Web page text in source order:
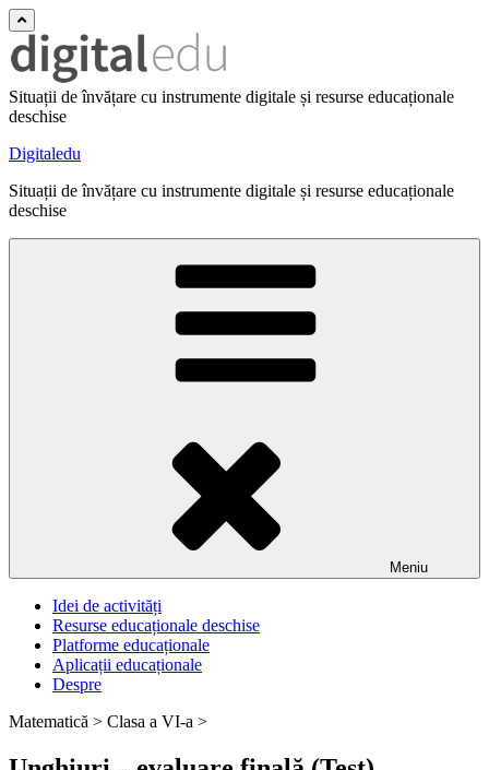
Situații de învățare cu instrumente digitale și resurse educaționale
deschise
Digitaledu
Situații de învățare cu instrumente digitale și resurse educaționale
deschise
Meniu
Idei de activități
Resurse educaționale deschise
Platforme educaționale
Aplicații educaționale
Despre
Matematică > Clasa a VI-a >